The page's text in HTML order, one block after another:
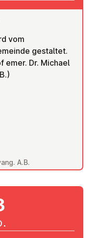
vom
gestaltet.
emer. Dr. Michael
A.B.